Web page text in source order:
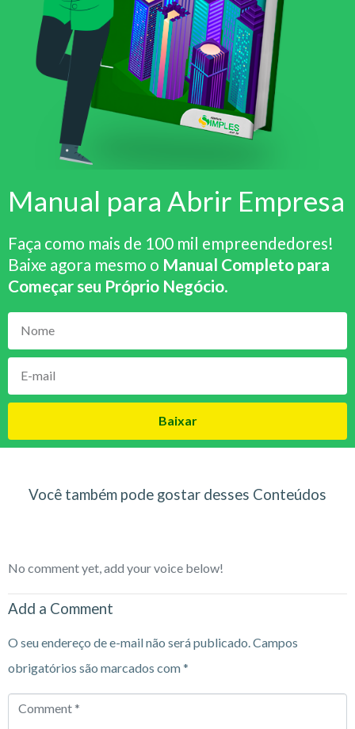
Manual para Abrir Empresa
Faça como mais de 100 mil empreendedores!
Baixe agora mesmo o Manual Completo para
Começar seu Próprio Negócio.
Baixar
Você também pode gostar desses Conteúdos
No comment yet, add your voice below!
Add a Comment
O seu endereço de e-mail não será publicado. Campos
obrigatórios são marcados com*
Comment